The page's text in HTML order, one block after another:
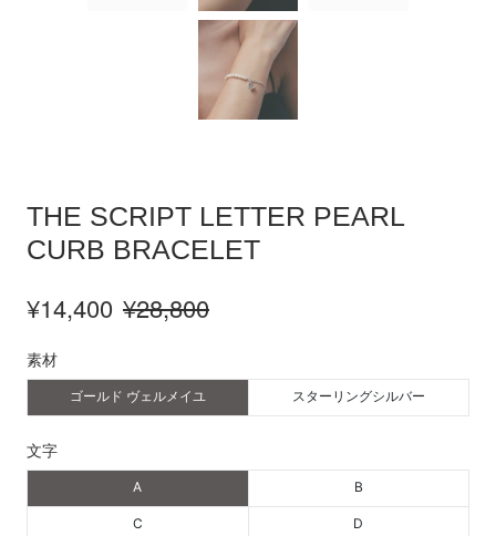
THE SCRIPT LETTER PEARL
CURB BRACELET
¥14,400 ¥28,800
素材
ゴールド ヴェルメイユ スターリングシルバー
文字
A B
C D